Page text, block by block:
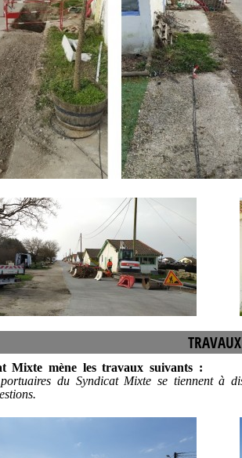
Mixte mène les travaux suivants :
du Syndicat Mixte se tiennent à